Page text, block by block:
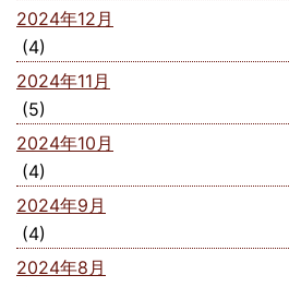
2024年12月
(4)
2024年11月
(5)
2024年10月
(4)
2024年9月
(4)
2024年8月